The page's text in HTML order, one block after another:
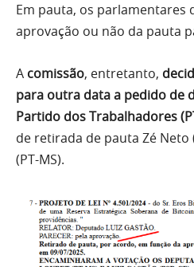
Em pauta, os parlamentares
aprovação ou não da pauta
A comissão, entretanto,
para outra data a pedido de
Partido dos Trabalhadores
de retirada de pauta Zé Neto
(PT-MS).